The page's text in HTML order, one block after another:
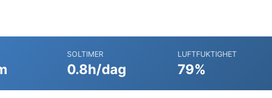
SOLTIMER
0.8h/dag
LUFTFUKTIGHET
79%